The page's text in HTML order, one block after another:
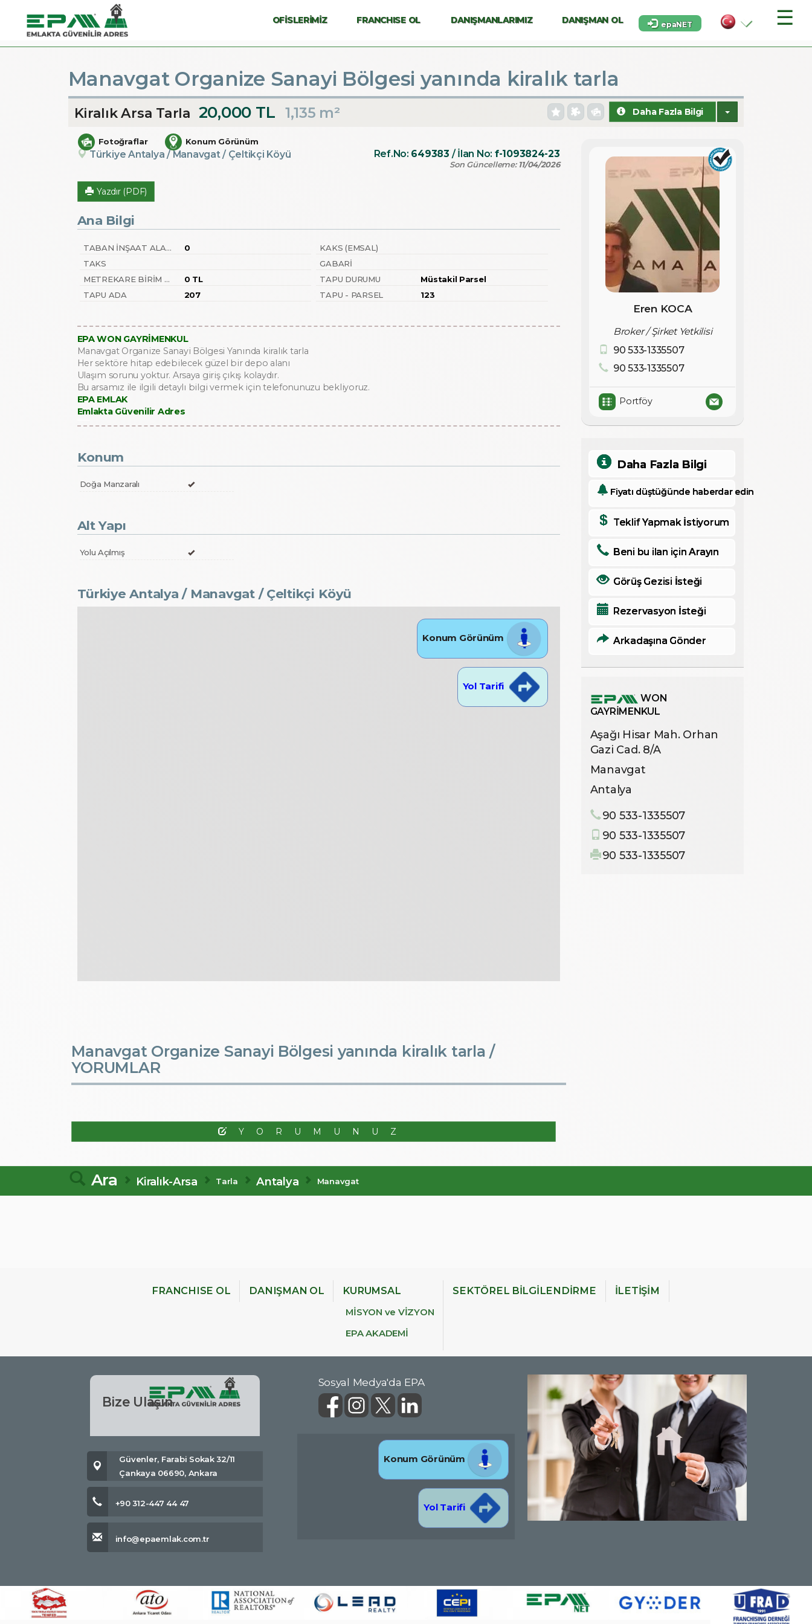
☰
OFİSLERİMİZ FRANCHISE OL DANIŞMANLARIMIZ DANIŞMAN OL epaNET
Manavgat Organize Sanayi Bölgesi yanında kiralık tarla
Kiralık Arsa Tarla 20,000 TL 1,135 m² Daha Fazla Bilgi
Fotoğraflar Konum Görünüm
Türkiye Antalya / Manavgat/ Çeltikçi Köyü Ref.No: 649383 / İlan No: f-1093824-23
Son Güncelleme: 11/04/2026
Yazdır (PDF)
Ana Bilgi
TABAN İNŞAAT ALANI 0
KAKS (EMSAL)
TAKS
GABARI
METREKARE BIRIM FIYATI
0 TL TAPU DURUMU
Müstakil Parsel
TAPU ADA
207 TAPU - PARSEL 123
EPA WON GAYRİMENKUL
Manavgat Organize Sanayi Bölgesi Yanında kiralık tarla
Her sektöre hitap edebilecek güzel bir depo alanı
Ulaşım sorunu yoktur. Arsaya giriş çıkış kolaydır.
Bu arsamız ile ilgili detaylı bilgi vermek için telefonunuzu bekliyoruz.
EPA EMLAK
Emlakta Güvenilir Adres
Konum
Doğa Manzaralı
Alt Yapı
Yolu Açılmış
Türkiye Antalya / Manavgat/ Çeltikçi Köyü
Konum Görünüm
Yol Tarifi
Manavgat Organize Sanayi Bölgesi yanında kiralık tarla /
YORUMLAR
YORUMUNUZ
Eren KOCA
Broker / Şirket Yetkilisi
90 533-1335507
90 533-1335507
Portföy
Daha Fazla Bilgi
Fiyatı düştüğünde haberdar edin
Teklif Yapmak İstiyorum
Beni bu ilan için Arayın
Görüş Gezisi İsteği
Rezervasyon İsteği
Arkadaşına Gönder
WON
GAYRİMENKUL
Aşağı Hisar Mah. Orhan
Gazi Cad. 8/A
Manavgat
Antalya
90 533-1335507
90 533-1335507
90 533-1335507
Ara Kiralık-Arsa Tarla Antalya Manavgat
FRANCHISE OL DANIŞMAN OL KURUMSAL
MİSYON ve VİZYON
EPA AKADEMİ
SEKTÖREL BİLGİLENDİRME İLETİŞİM
Bize Ulaşın
Güvenler, Farabi Sokak 32/11
Çankaya 06690, Ankara
+90 312-447 44 47
info@epaemlak.com.tr
Sosyal Medya'da EPA
Konum Görünüm
Yol Tarifi